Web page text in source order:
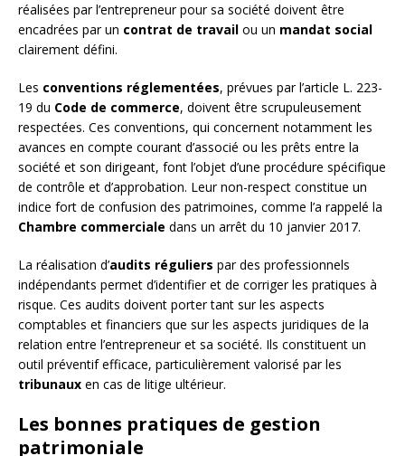
réalisées par l’entrepreneur pour sa société doivent être
encadrées par un contrat de travail ou un mandat social
clairement défini.
Les conventions réglementées, prévues par l’article L. 223-
19 du Code de commerce, doivent être scrupuleusement
respectées. Ces conventions, qui concernent notamment les
avances en compte courant d’associé ou les prêts entre la
société et son dirigeant, font l’objet d’une procédure spécifique
de contrôle et d’approbation. Leur non-respect constitue un
indice fort de confusion des patrimoines, comme l’a rappelé la
Chambre commerciale dans un arrêt du 10 janvier 2017.
La réalisation d’audits réguliers par des professionnels
indépendants permet d’identifier et de corriger les pratiques à
risque. Ces audits doivent porter tant sur les aspects
comptables et financiers que sur les aspects juridiques de la
relation entre l’entrepreneur et sa société. Ils constituent un
outil préventif efficace, particulièrement valorisé par les
tribunaux en cas de litige ultérieur.
Les bonnes pratiques de gestion
patrimoniale